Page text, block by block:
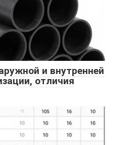
и внутренней
отличия